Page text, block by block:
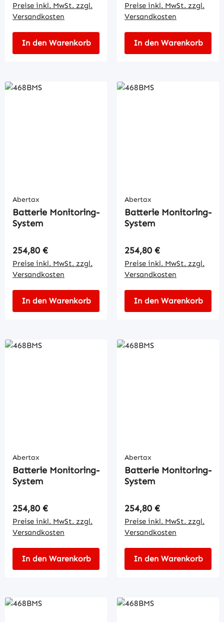
Preise inkl. MwSt. zzgl.
Versandkosten
In den Warenkorb
Preise inkl. MwSt. zzgl.
Versandkosten
In den Warenkorb
Abertax
Batterie Monitoring-
System
Regulärer Preis:
254,80 €
Preise inkl. MwSt. zzgl.
Versandkosten
In den Warenkorb
Abertax
Batterie Monitoring-
System
Regulärer Preis:
254,80 €
Preise inkl. MwSt. zzgl.
Versandkosten
In den Warenkorb
Abertax
Batterie Monitoring-
System
Regulärer Preis:
254,80 €
Preise inkl. MwSt. zzgl.
Versandkosten
In den Warenkorb
Abertax
Batterie Monitoring-
System
Regulärer Preis:
254,80 €
Preise inkl. MwSt. zzgl.
Versandkosten
In den Warenkorb